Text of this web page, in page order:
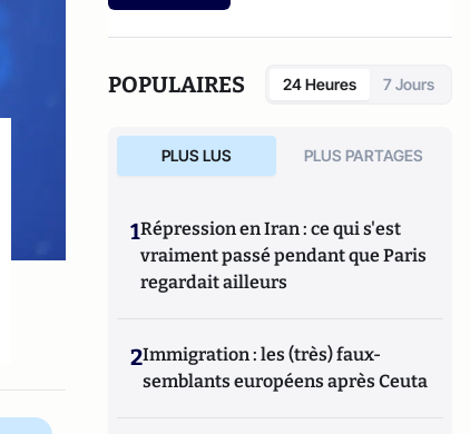
POPULAIRES 24 Heures 7 Jours
PLUS LUS PLUS PARTAGES
1Répression en Iran : ce qui s'est
vraiment passé pendant que Paris
regardait ailleurs
2Immigration : les (très) faux-
semblants européens après Ceuta